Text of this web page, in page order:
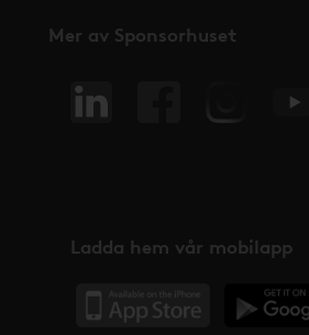
Mer av Sponsorhuset
Ladda hem vår mobilapp